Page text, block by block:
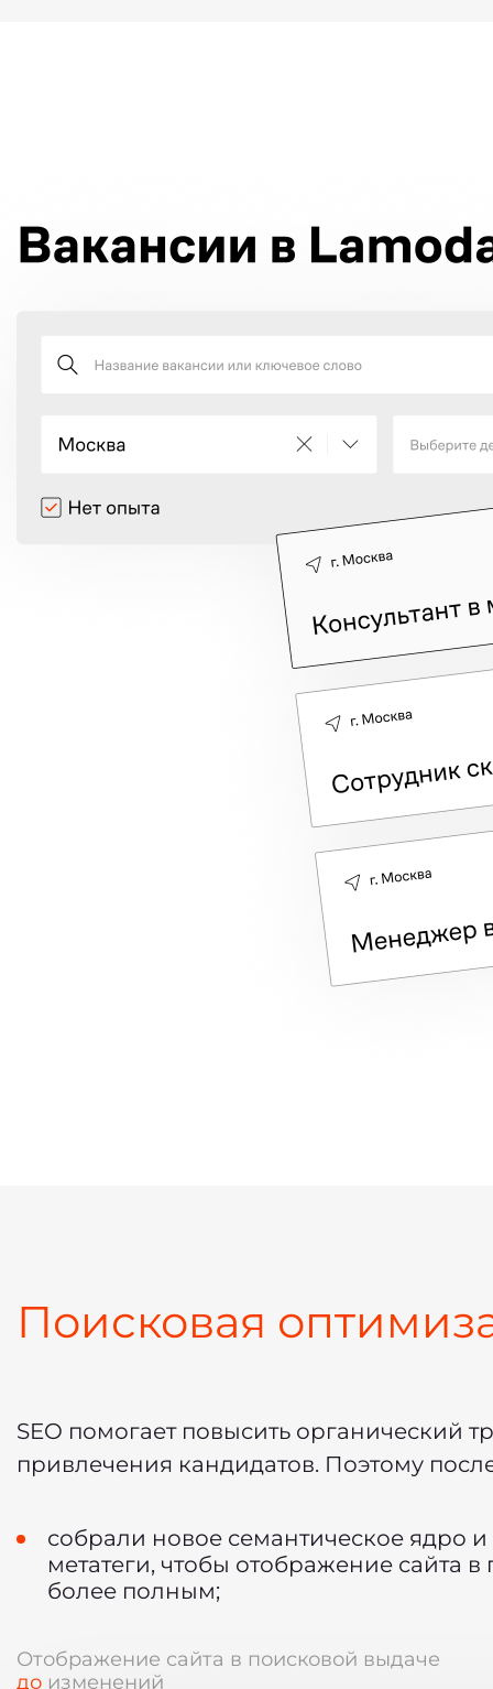
Поисковая
SEO помогает повысить органический
привлечения кандидатов. Поэтому
собрали новое семантическое ядро
метатеги, чтобы отображение сайта
более полным;
Отображение сайта в поисковой выдаче
до изменений